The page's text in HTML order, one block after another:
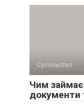
Суспільство
Чим
документи